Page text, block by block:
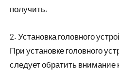
получить.
2. Установка головного
При установке головного
следует обратить внимание